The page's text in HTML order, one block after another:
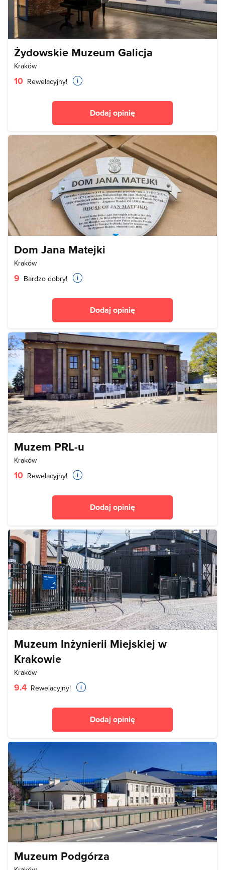
Żydowskie Muzeum Galicja
Kraków
10 Rewelacyjny!
Dodaj opinię
Dom Jana Matejki
Kraków
9 Bardzo dobry!
Dodaj opinię
Muzem PRL-u
Kraków
10 Rewelacyjny!
Dodaj opinię
Muzeum Inżynierii Miejskiej w
Krakowie
Kraków
9.4 Rewelacyjny!
Dodaj opinię
Muzeum Podgórza